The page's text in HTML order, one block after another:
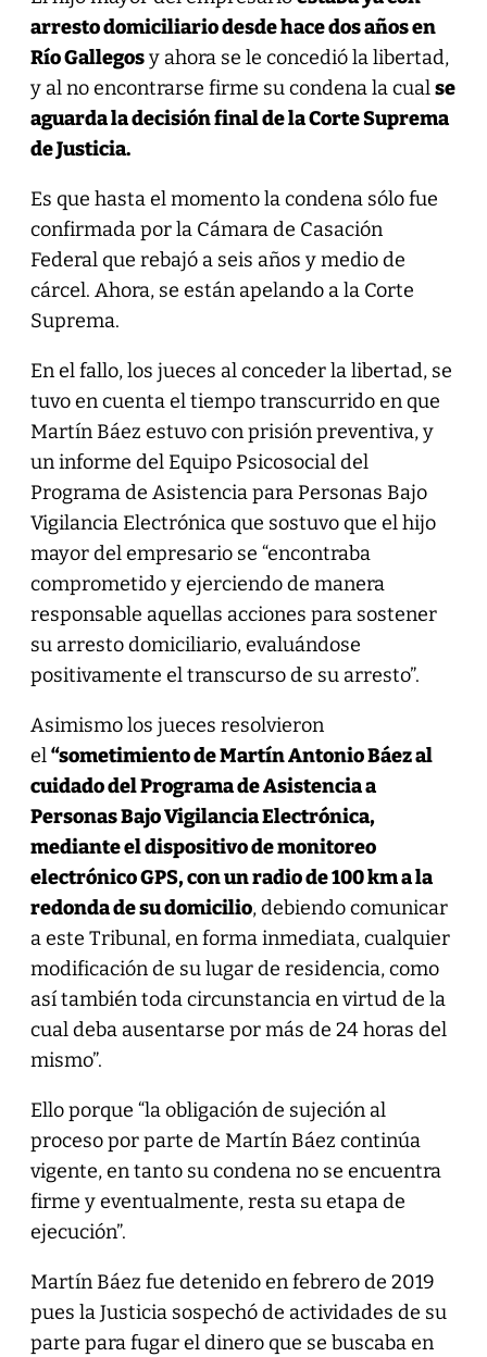
arresto domiciliario desde hace dos años en
Río Gallegosy ahora se le concedió la libertad,
y al no encontrarse firme su condena la cualse
aguarda la decisión final de la Corte Suprema
de Justicia.
Es que hasta el momento la condena sólo fue
confirmada por la Cámara de Casación
Federal que rebajó a seis años y medio de
cárcel. Ahora, se están apelando a la Corte
Suprema.
En el fallo, los jueces al conceder la libertad, se
tuvo en cuenta el tiempo transcurrido en que
Martín Báez estuvo con prisión preventiva, y
un informe del Equipo Psicosocial del
Programa de Asistencia para Personas Bajo
Vigilancia Electrónica que sostuvo que el hijo
mayor del empresario se “encontraba
comprometido y ejerciendo de manera
responsable aquellas acciones para sostener
su arresto domiciliario, evaluándose
positivamente el transcurso de su arresto”.
Asimismo los jueces resolvieron
el“sometimiento de Martín Antonio Báez al
cuidado del Programa de Asistencia a
Personas Bajo Vigilancia Electrónica,
mediante el dispositivo de monitoreo
electrónico GPS, con un radio de 100 km a la
redonda de su domicilio, debiendo comunicar
a este Tribunal, en forma inmediata, cualquier
modificación de su lugar de residencia, como
así también toda circunstancia en virtud de la
cual deba ausentarse por más de 24 horas del
mismo”.
Ello porque “la obligación de sujeción al
proceso por parte de Martín Báez continúa
vigente, en tanto su condena no se encuentra
firme y eventualmente, resta su etapa de
ejecución”.
Martín Báez fue detenido en febrero de 2019
pues la Justicia sospechó de actividades de su
parte para fugar el dinero que se buscaba en